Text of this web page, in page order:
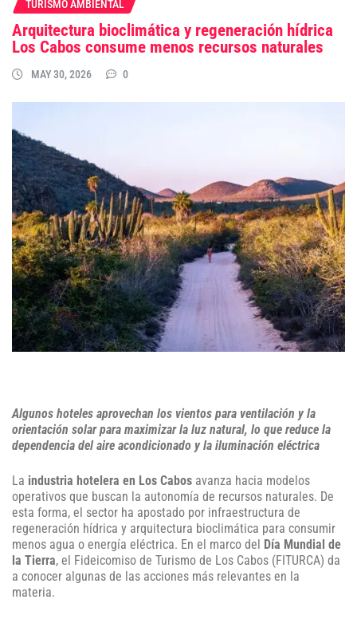
TURISMO AMBIENTAL
Arquitectura bioclimática y regeneración hídrica
Los Cabos consume menos recursos naturales
MAY 30, 2026 0
Algunos hoteles aprovechan los vientos para ventilación y la
orientación solar para maximizar la luz natural, lo que reduce la
dependencia del aire acondicionado y la iluminación eléctrica
La industria hotelera en Los Cabos avanza hacia modelos
operativos que buscan la autonomía de recursos naturales. De
esta forma, el sector ha apostado por infraestructura de
regeneración hídrica y arquitectura bioclimática para consumir
menos agua o energía eléctrica. En el marco del Día Mundial de
la Tierra, el Fideicomiso de Turismo de Los Cabos (FITURCA) da
a conocer algunas de las acciones más relevantes en la
materia.